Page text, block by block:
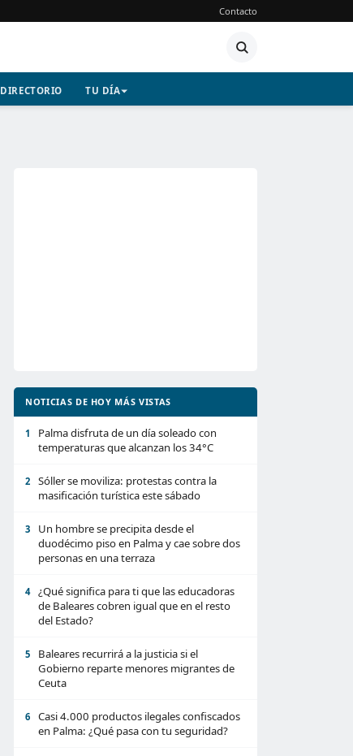
Contacto
DIRECTORIO TU DÍA
NOTICIAS DE HOY MÁS VISTAS
1
Palma disfruta de un día soleado con
temperaturas que alcanzan los 34°C
2
Sóller se moviliza: protestas contra la
masificación turística este sábado
3
Un hombre se precipita desde el
duodécimo piso en Palma y cae sobre dos
personas en una terraza
4
¿Qué significa para ti que las educadoras
de Baleares cobren igual que en el resto
del Estado?
5
Baleares recurrirá a la justicia si el
Gobierno reparte menores migrantes de
Ceuta
6
Casi 4.000 productos ilegales confiscados
en Palma: ¿Qué pasa con tu seguridad?